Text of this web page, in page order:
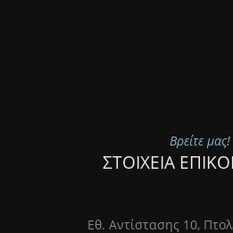
Βρείτε μας!
ΣΤΟΙΧΕΙΑ
Εθ. Αντίστασης 10,